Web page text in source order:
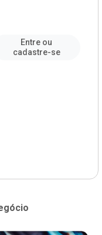
Entre ou
cadastre-se